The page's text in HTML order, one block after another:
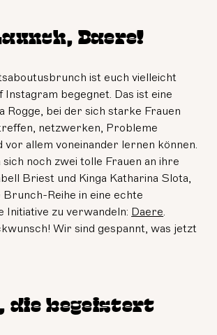
Daere!
ist euch vielleicht
Instagram begegnet. Das ist eine
Rogge, bei der sich starke Frauen
netzwerken, Probleme
vor allem voneinander lernen können.
noch zwei tolle Frauen an ihre
Briest und Kinga Katharina Slota,
Brunch-Reihe in eine echte
zu verwandeln: Daere.
Wir sind gespannt, was jetzt
die begeistert